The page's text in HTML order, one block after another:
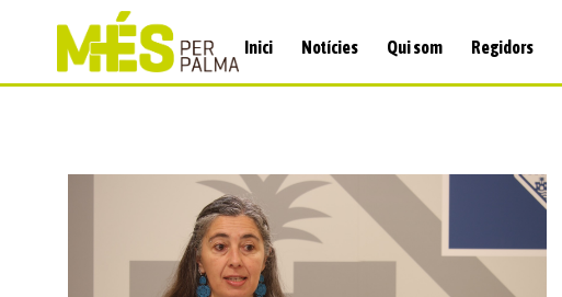
Inici Notícies Qui som Regidors